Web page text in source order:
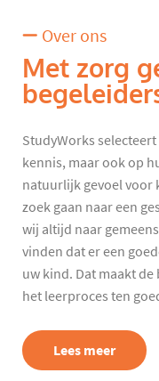
Over ons
Met zorg
StudyWorks
kennis, maar ook op
natuurlijk gevoel voor
zoek gaan naar een
wij altijd naar
vinden dat er een
uw kind. Dat maakt
het leerproces ten
Lees meer